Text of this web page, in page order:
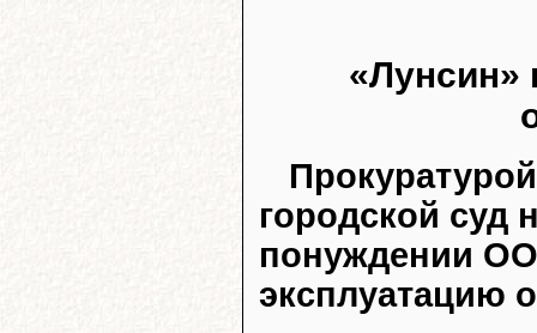
«Лунсин»
городской суд
понуждении
эксплуатацию